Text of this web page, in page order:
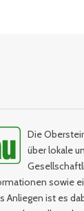
Die
über lokale
sowie
Anliegen ist es